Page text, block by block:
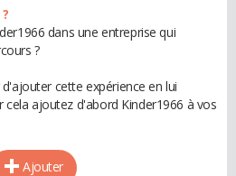
dans une entreprise qui
?
cette expérience en lui
ajoutez d'abord Kinder1966 à vos
Ajouter